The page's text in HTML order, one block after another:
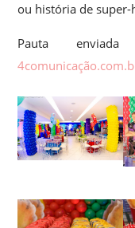
ou história de super-
Pauta